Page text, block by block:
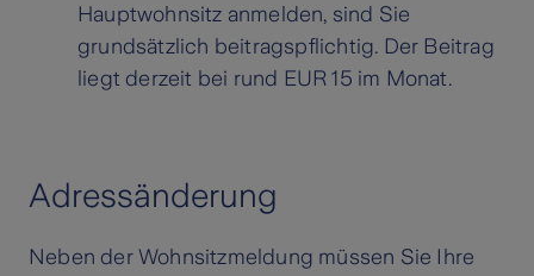
Hauptwohnsitz anmelden, sind Sie
grundsätzlich beitragspflichtig. Der Beitrag
liegt derzeit bei rund EUR 15 im Monat.
Adressänderung
Neben der Wohnsitzmeldung müssen Sie Ihre